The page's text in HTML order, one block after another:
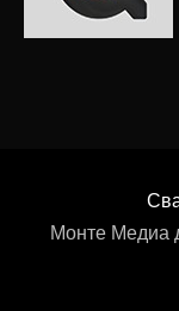
Монте Медиа